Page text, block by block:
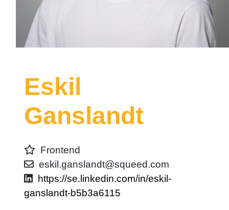
Eskil
Ganslandt
Frontend
eskil.ganslandt@squeed.com
https://se.linkedin.com/in/eskil-
ganslandt-b5b3a6115